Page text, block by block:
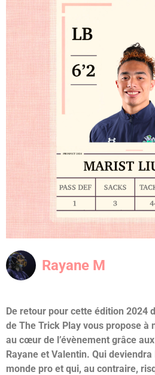
Rayane M
De retour pour cette édition 2024
de The Trick Play vous propose à
au cœur de l’évènement grâce
Rayane et Valentin. Qui
monde pro et qui, au contraire,